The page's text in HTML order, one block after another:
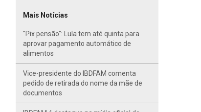
Mais Notícias
"Pix pensão": Lula tem até quinta para
aprovar pagamento automático de
alimentos
Vice-presidente do IBDFAM comenta
pedido de retirada do nome da mãe de
documentos